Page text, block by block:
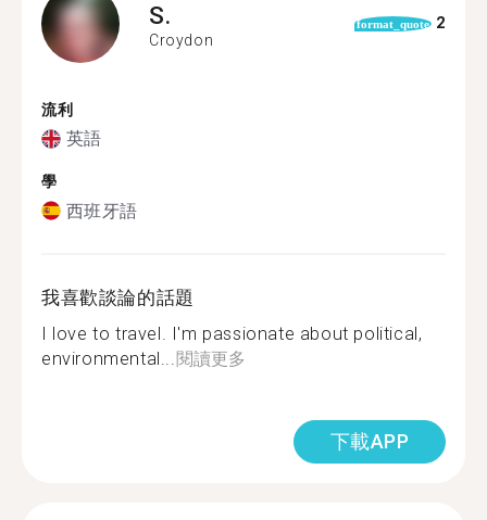
S.
Croydon
format_quote 2
流利
英語
學
西班牙語
我喜歡談論的話題
I love to travel. I'm passionate about political,
environmental... 閱讀更多
下載APP